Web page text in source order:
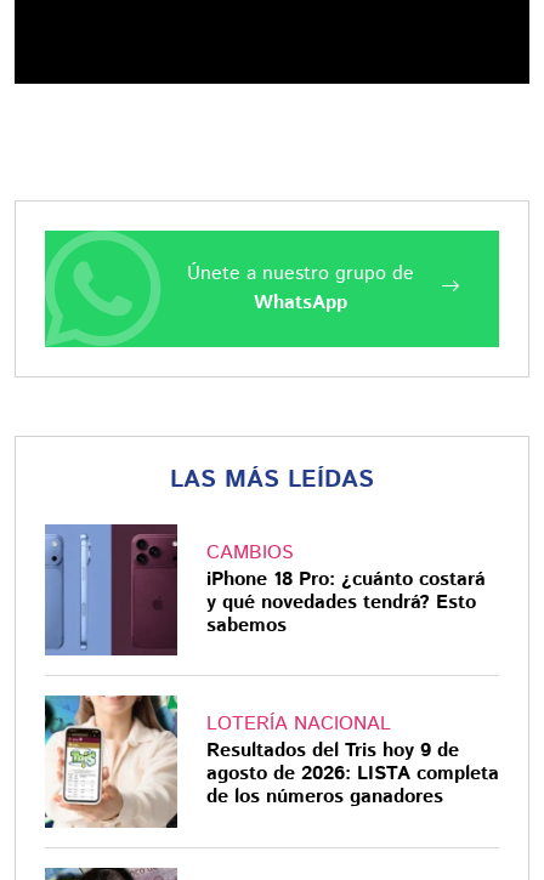
Únete a nuestro grupo de
WhatsApp
LAS MÁS LEÍDAS
CAMBIOS
iPhone 18 Pro: ¿cuánto costará
y qué novedades tendrá? Esto
sabemos
LOTERÍA NACIONAL
Resultados del Tris hoy 9 de
agosto de 2026: LISTA completa
de los números ganadores